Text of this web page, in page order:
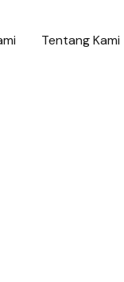
Tentang Kami